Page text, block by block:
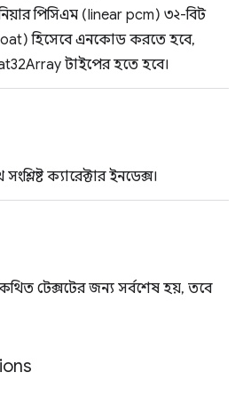
পিসিএম (linear pcm) ৩২-বিট
হিসেবে এনকোড করতে হবে,
টাইপের হতে হবে।
ক্যারেক্টার ইনডেক্স।
টেক্সটের জন্য সর্বশেষ হয়, তবে